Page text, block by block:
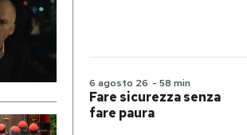
6 agosto 26 - 58 min
Fare sicurezza senza
fare paura